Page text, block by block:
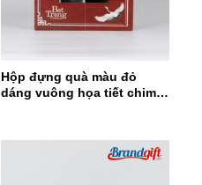
Hộp đựng quà màu đỏ
dáng vuông họa tiết chim